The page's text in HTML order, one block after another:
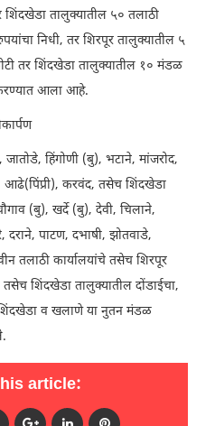
तालुक्यातील ५० तलाठी
निधी, तर शिरपूर तालुक्यातील ५
तर शिंदखेडा तालुक्यातील १० मंडळ
करण्यात आला आहे.
हिंगोणी (बु), भटाने, मांजरोद,
आढे(पिंप्री), करवंद, तसेच शिंदखेडा
(बु), खर्दे (बु), देवी, चिलाने,
पाटण, दभाषी, झोतवाडे,
तलाठी कार्यालयांचे तसेच शिरपूर
शिंदखेडा तालुक्यातील दोंडाईचा,
व खलाणे या नुतन मंडळ
article: